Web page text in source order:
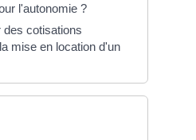
l'autonomie ?
des cotisations
mise en location d'un